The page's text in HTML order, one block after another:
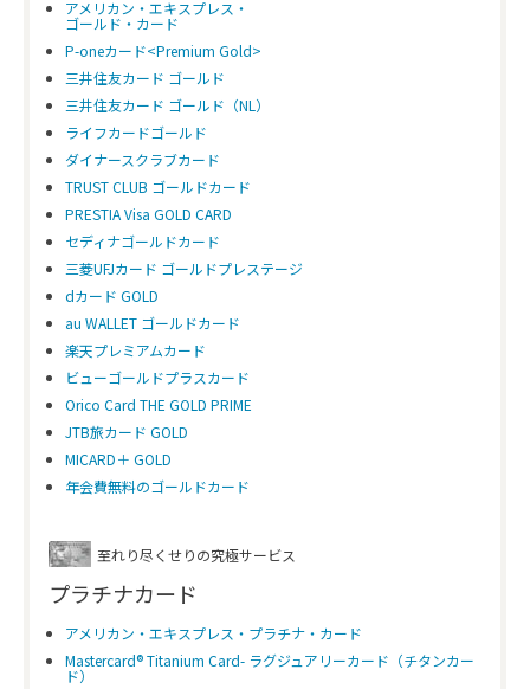
アメリカン・エキスプレス・
ゴールド・カード
P-oneカード<Premium Gold>
三井住友カード ゴールド
三井住友カード ゴールド（NL）
ライフカードゴールド
ダイナースクラブカード
TRUST CLUB ゴールドカード
PRESTIA Visa GOLD CARD
セディナゴールドカード
三菱UFJカード ゴールドプレステージ
dカード GOLD
au WALLET ゴールドカード
楽天プレミアムカード
ビューゴールドプラスカード
Orico Card THE GOLD PRIME
JTB旅カード GOLD
MICARD＋ GOLD
年会費無料のゴールドカード
至れり尽くせりの究極サービス
プラチナカード
アメリカン・エキスプレス・プラチナ・カード
Mastercard® Titanium Card- ラグジュアリーカード（チタンカー
ド）